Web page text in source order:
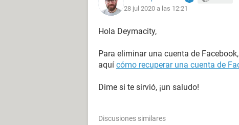
28 jul 2020 a las 12:21
Hola Deymacity,
Para eliminar una cuenta de
aquí cómo recuperar una cuenta de
Dime si te sirvió, ¡un saludo!
Discusiones similares